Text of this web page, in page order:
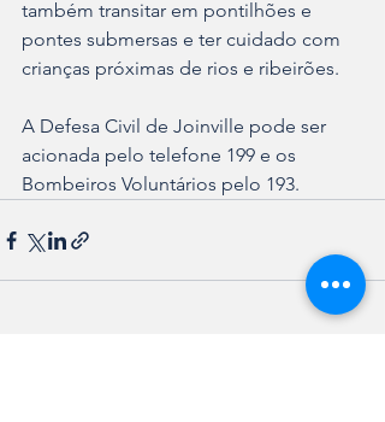
também transitar em pontilhões e
pontes submersas e ter cuidado com
crianças próximas de rios e ribeirões.
A Defesa Civil de Joinville pode ser
acionada pelo telefone 199 e os
Bombeiros Voluntários pelo 193.